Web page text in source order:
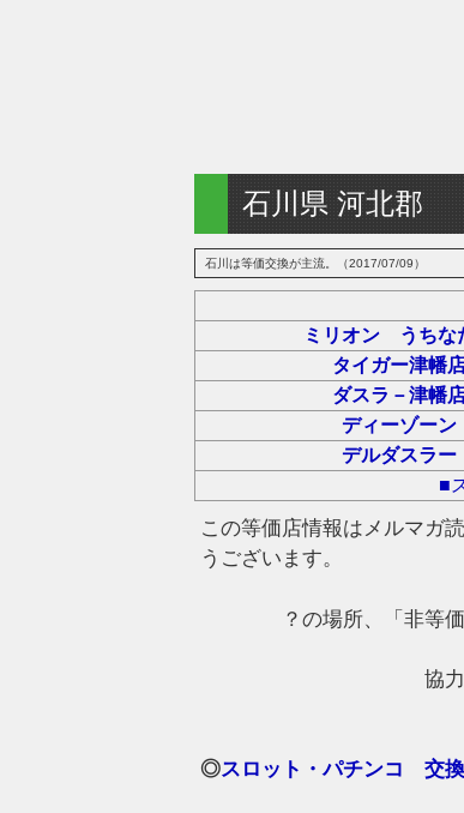
石川県 河北郡
石川は等価交換が主流。（2017/07/09）
ミリオン うちな
タイガー津幡店
ダスラ－津幡店
ディーゾーン
デルダスラー
■
この等価店情報はメルマガ
うございます。
？の場所、「非等
協
◎スロット・パチンコ 交